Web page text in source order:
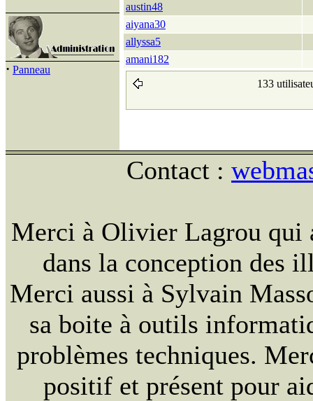
· Panneau
austin48
aiyana30
allyssa5
amani182
133
Contact :
Merci à Olivier Lagrou qui
dans la conception des
Merci aussi à Sylvain
sa boite à outils
problèmes techniques.
positif et présent pour